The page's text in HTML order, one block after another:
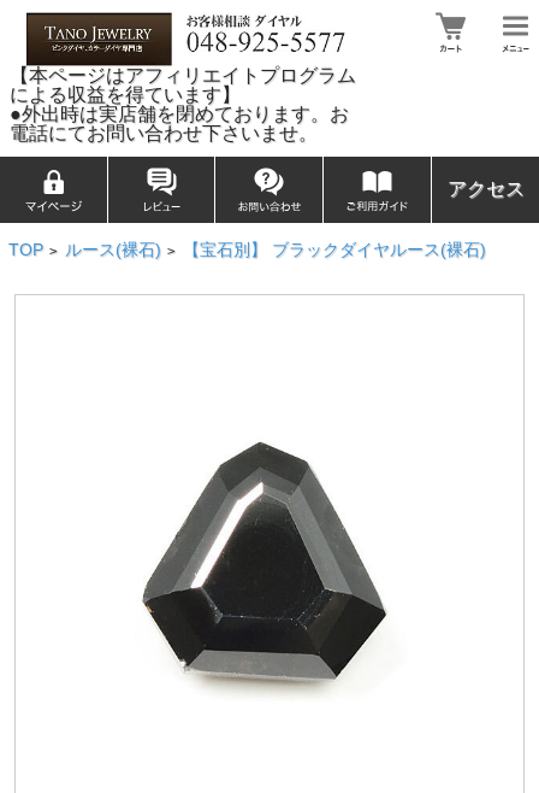
【本ページはアフィリエイトプログラム
による収益を得ています】
●外出時は実店舗を閉めております。お
電話にてお問い合わせ下さいませ。
アクセス
TOP > ルース(裸石) > 【宝石別】 ブラックダイヤルース(裸石)